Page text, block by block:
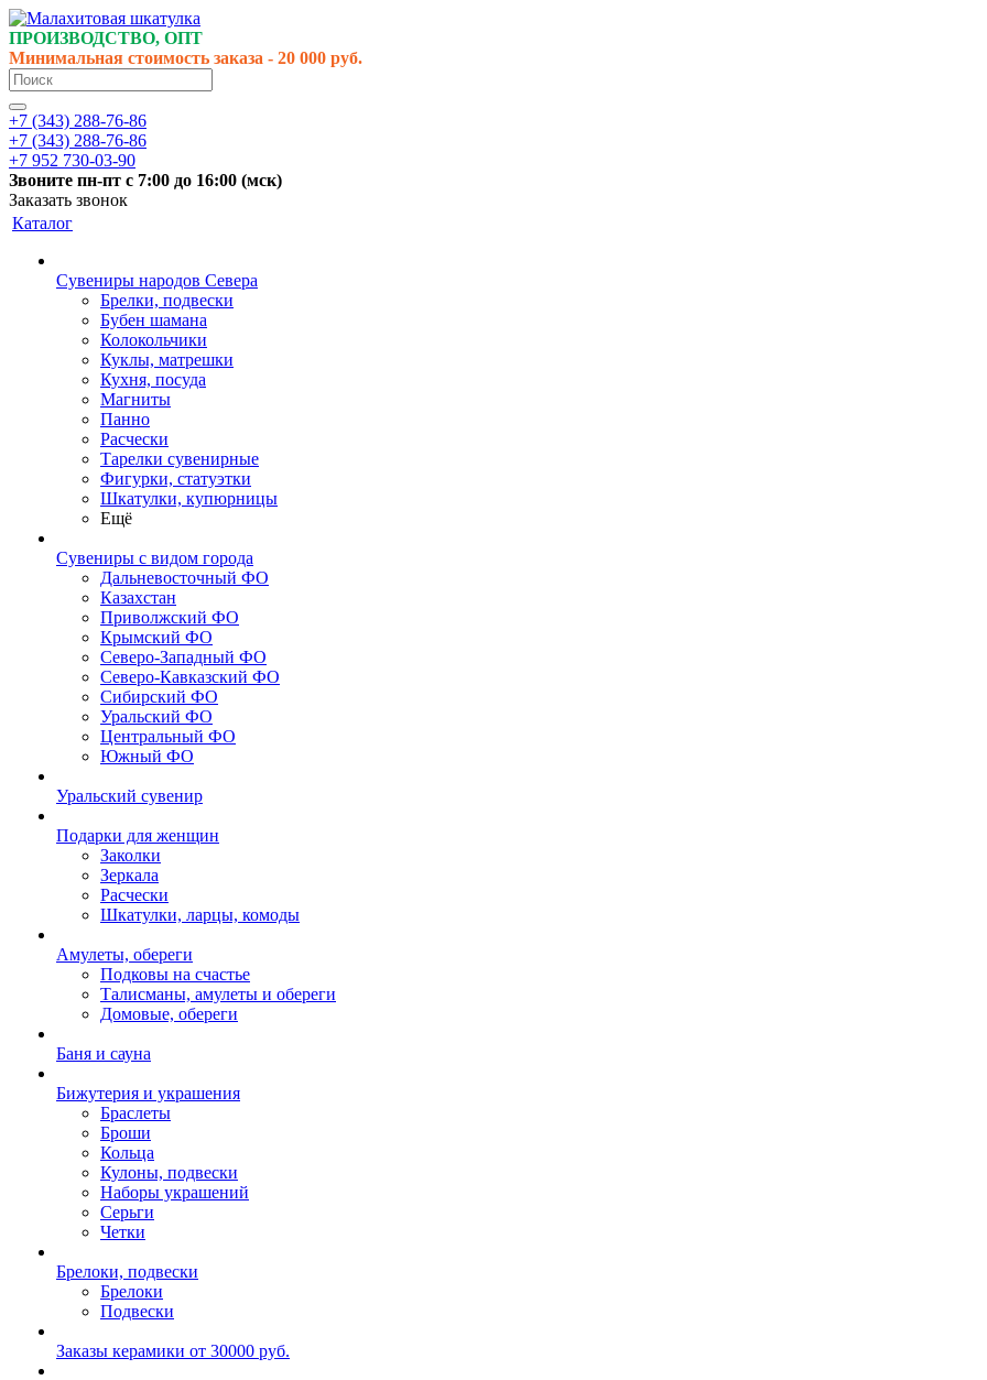
ПРОИЗВОДСТВО, ОПТ
Минимальная стоимость заказа - 20 000 руб.
+7 (343) 288-76-86
+7 (343) 288-76-86
+7 952 730-03-90
Звоните пн-пт с 7:00 до 16:00 (мск)
Заказать звонок
Каталог
Сувениры народов Севера
Брелки, подвески
Бубен шамана
Колокольчики
Куклы, матрешки
Кухня, посуда
Магниты
Панно
Расчески
Тарелки сувенирные
Фигурки, статуэтки
Шкатулки, купюрницы
Ещё
Сувениры с видом города
Дальневосточный ФО
Казахстан
Приволжский ФО
Крымский ФО
Северо-Западный ФО
Северо-Кавказский ФО
Сибирский ФО
Уральский ФО
Центральный ФО
Южный ФО
Уральский сувенир
Подарки для женщин
Заколки
Зеркала
Расчески
Шкатулки, ларцы, комоды
Амулеты, обереги
Подковы на счастье
Талисманы, амулеты и обереги
Домовые, обереги
Баня и сауна
Бижутерия и украшения
Браслеты
Броши
Кольца
Кулоны, подвески
Наборы украшений
Серьги
Четки
Брелоки, подвески
Брелоки
Подвески
Заказы керамики от 30000 руб.